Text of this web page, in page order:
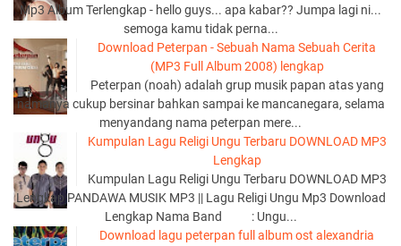
Mp3 Album Terlengkap - hello guys... apa kabar?? Jumpa lagi ni...
semoga kamu tidak perna...
Download Peterpan - Sebuah Nama Sebuah Cerita
(MP3 Full Album 2008) lengkap
Peterpan (noah) adalah grup musik papan atas yang
namanya cukup bersinar bahkan sampai ke mancanegara, selama
menyandang nama peterpan mere...
Kumpulan Lagu Religi Ungu Terbaru DOWNLOAD MP3
Lengkap
Kumpulan Lagu Religi Ungu Terbaru DOWNLOAD MP3
Lengkap PANDAWA MUSIK MP3 || Lagu Religi Ungu Mp3 Download
Lengkap Nama Band : Ungu...
Download lagu peterpan full album ost alexandria